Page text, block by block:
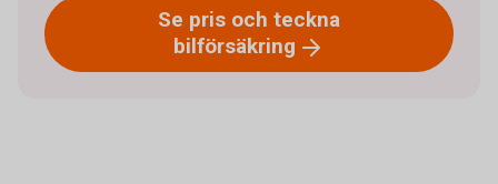
Se pris och teckna
bilförsäkring